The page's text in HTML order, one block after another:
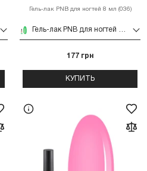
Гель-лак PNB для ногтей 8 мл (036)
Гель-лак PNB для ногтей 8 мл (036)
177 грн
КУПИТЬ